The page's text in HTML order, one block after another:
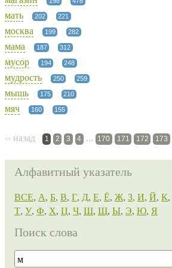
мать 202 221
москва 199 282
мама 187 312
мусор 194 248
мудрость 250 259
мышь 175 210
мяч 160 155
‹‹ назад 1 2 3 4 ... 170 171 172 173
Алфавитный указатель
ВСЕ, А, Б, В, Г, Д, Е, Ё, Ж, З, И, Й, К,
Т, У, Ф, Х, Ц, Ч, Ш, Щ, Ы, Э, Ю, Я
Поиск слова